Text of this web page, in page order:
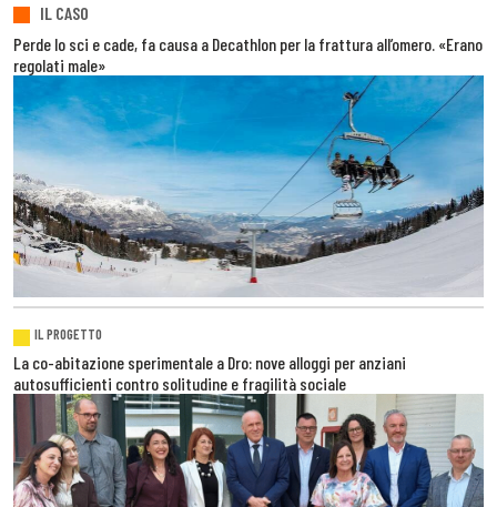
IL CASO
Perde lo sci e cade, fa causa a Decathlon per la frattura all’omero. «Erano
regolati male»
IL PROGETTO
La co-abitazione sperimentale a Dro: nove alloggi per anziani
autosufficienti contro solitudine e fragilità sociale